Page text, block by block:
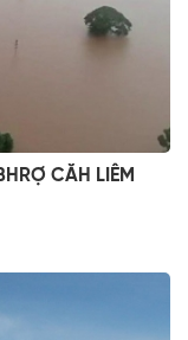
CĂH LIÊM